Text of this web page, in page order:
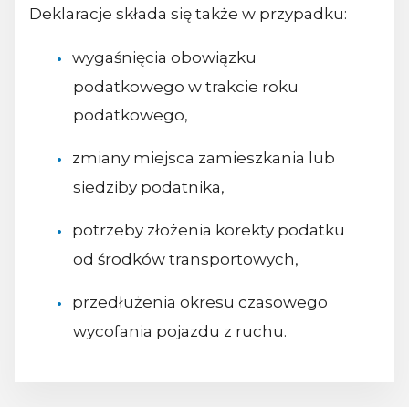
Deklaracje składa się także w przypadku:
wygaśnięcia obowiązku
podatkowego w trakcie roku
podatkowego,
zmiany miejsca zamieszkania lub
siedziby podatnika,
potrzeby złożenia korekty podatku
od środków transportowych,
przedłużenia okresu czasowego
wycofania pojazdu z ruchu.